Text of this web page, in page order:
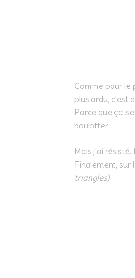
Comme pour le
plus ardu, c’est
Parce que ça
boulotter.
Mais j’ai
Finalement, sur
triangles).